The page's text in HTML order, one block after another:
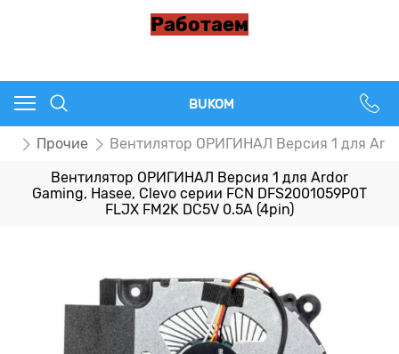
Работаем
BUKOM
Прочие Вентилятор ОРИГИНАЛ Версия 1 для
Вентилятор ОРИГИНАЛ Версия 1 для Ardor
Gaming, Hasee, Clevo серии FCN DFS2001059P0T
FLJX FM2K DC5V 0.5A (4pin)